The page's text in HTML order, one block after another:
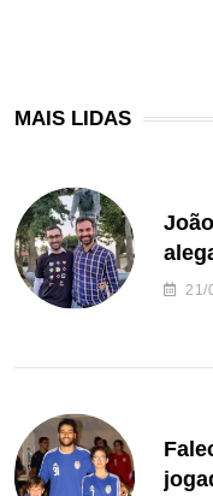
MAIS LIDAS
de21/